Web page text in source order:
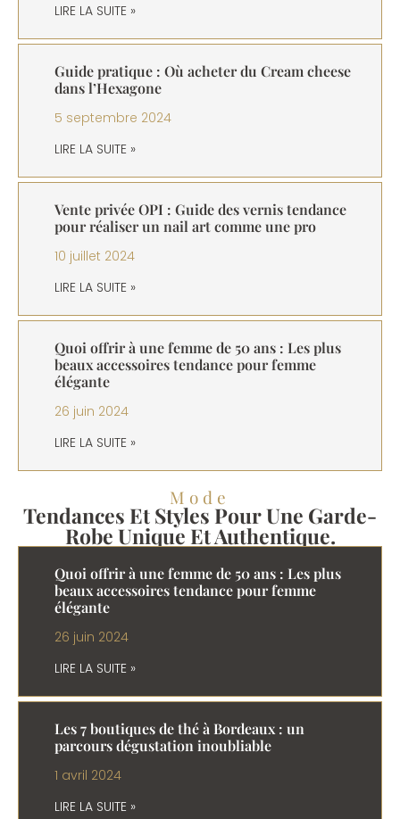
LIRE LA SUITE »
Guide pratique : Où acheter du Cream cheese
dans l’Hexagone
5 septembre 2024
LIRE LA SUITE »
Vente privée OPI : Guide des vernis tendance
pour réaliser un nail art comme une pro
10 juillet 2024
LIRE LA SUITE »
Quoi offrir à une femme de 50 ans : Les plus
beaux accessoires tendance pour femme
élégante
26 juin 2024
LIRE LA SUITE »
Mode
Tendances Et Styles Pour Une Garde-
Robe Unique Et Authentique.
Quoi offrir à une femme de 50 ans : Les plus
beaux accessoires tendance pour femme
élégante
26 juin 2024
LIRE LA SUITE »
Les 7 boutiques de thé à Bordeaux : un
parcours dégustation inoubliable
1 avril 2024
LIRE LA SUITE »